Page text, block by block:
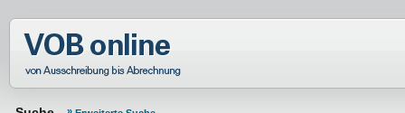
Normenportal Barrierefreiheit